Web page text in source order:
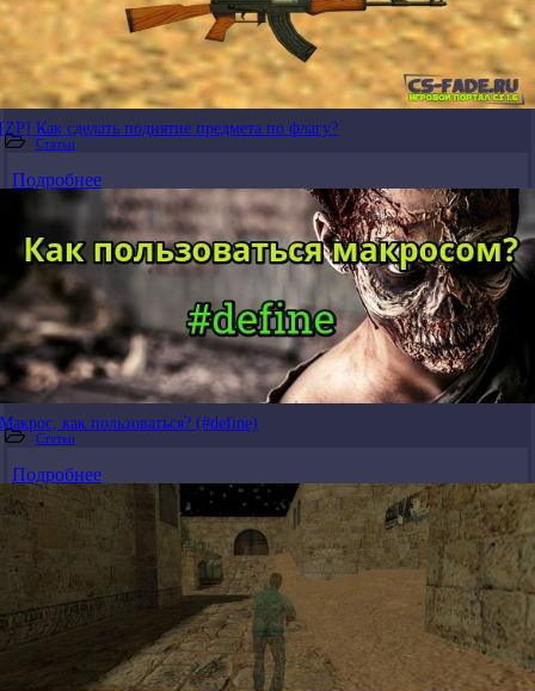
[ZP] Как сделать поднятие предмета по флагу?
Статьи
Подробнее
Макрос, как пользоваться? (#define)
Статьи
Подробнее